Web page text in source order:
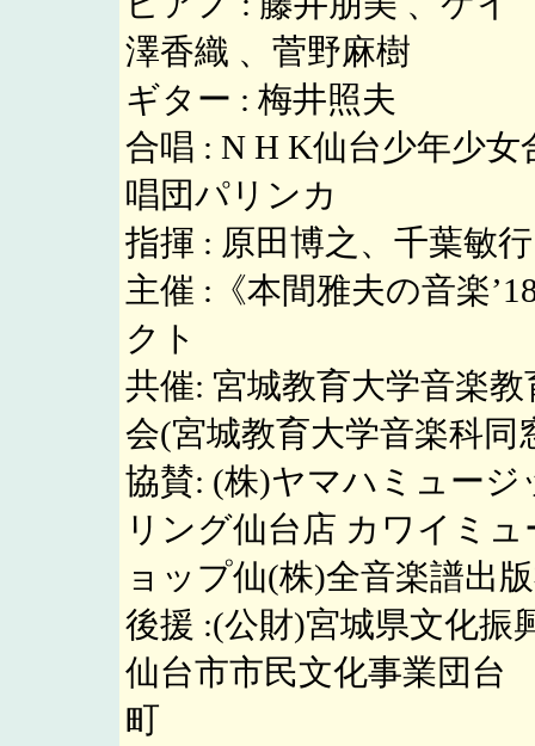
澤香織 、菅野麻樹
ギター : 梅井照夫
合唱 : N H K仙台少年少女
唱団パリンカ
指揮 : 原田博之、千葉敏行
主催 :《本間雅夫の音楽
クト
共催: 宮城教育大学音楽教
会(宮城教育大学音楽科同
協賛: (株)ヤマハミュージ
リング仙台店 カワイミ
ョップ仙(株)全音楽譜出
後援 :(公財)宮城県文化振
仙台市市民文化事業団台
町